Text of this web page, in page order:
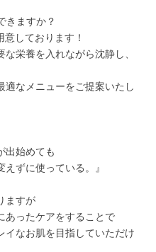
きますか？
しております！
栄養を入れながら沈静し、
適なメニューをご提案いたし
出始めても
ずに使っている。』
ますが
あったケアをすることで
イなお肌を目指していただけ